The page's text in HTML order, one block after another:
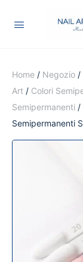
Home / Negozio /
Art / Colori
Semipermanenti /
Semipermanenti